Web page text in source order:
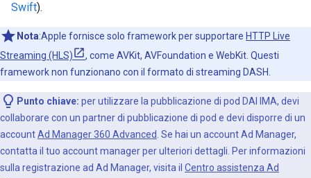
Swift).
Nota:Apple fornisce solo framework per supportare HTTP Live
Streaming (HLS)
, come AVKit, AVFoundation e WebKit. Questi
framework non funzionano con il formato di streaming DASH.
Punto chiave: per utilizzare la pubblicazione di pod DAI IMA, devi
collaborare con un partner di pubblicazione di pod e devi disporre di un
accountAd Manager 360 Advanced . Se hai un account Ad Manager,
contatta il tuo account manager per ulteriori dettagli. Per informazioni
sulla registrazione ad Ad Manager, visita il Centro assistenza Ad